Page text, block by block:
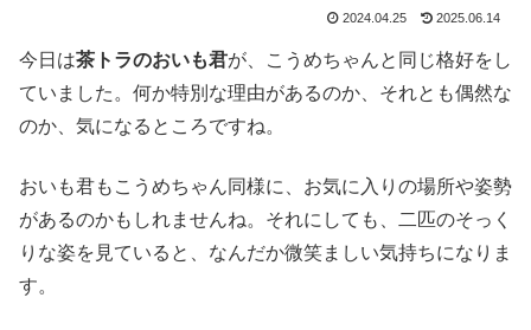
2024.04.25 2025.06.14
今日は茶トラのおいも君が、こうめちゃんと同じ格好をし
ていました。何か特別な理由があるのか、それとも偶然な
のか、気になるところですね。
おいも君もこうめちゃん同様に、お気に入りの場所や姿勢
があるのかもしれませんね。それにしても、二匹のそっく
りな姿を見ていると、なんだか微笑ましい気持ちになりま
す。